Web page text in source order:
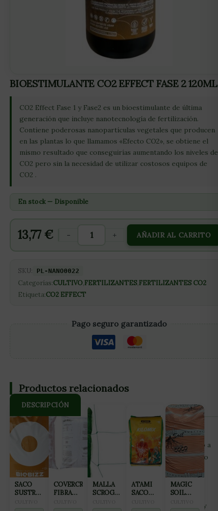
BIOESTIMULANTE CO2 EFFECT FASE 2 120ML
CO2 Effect Fase 1 y Fase2 es un bioestimulante de última
generación que incluye nanotecnología de fertilización.
Contiene poderosas nanopartículas vegetales que producen
en las plantas lo que llamamos «Efecto CO2», se obtiene el
mismo resultado que conseguirías aumentando los niveles de
CO2 pero sin la necesidad de utilizar costosos equipos de
CO2 .
En stock — Disponible
13,77 € - + AÑADIR AL CARRITO
SKU: PL-NANO0022
Categorías:CULTIVO,FERTILIZANTES,FERTILIZANTES CO2
Etiqueta:CO2 EFFECT
Pago seguro garantizado
DESCRIPCIÓN
CO2 Effect es un producto de acción sistémica capaz de
aportar nutrientes y energía fácilmente asimilables, tanto a
nivel foliar como a través de las raíces. Es el complemento
perfecto para los cultivadores que ya cuentan con
fertilización carbónica en su sala de cultivo y desean
aumentar su producción, ya que la utilización de este
producto, té permitirá subir la EC a la solución nutritiva y
Productos relacionados
SACO
SUSTRATO
COVERCROP
FIBRA
MALLA
SCROG
ATAMI
SACO
MAGIC
SOIL